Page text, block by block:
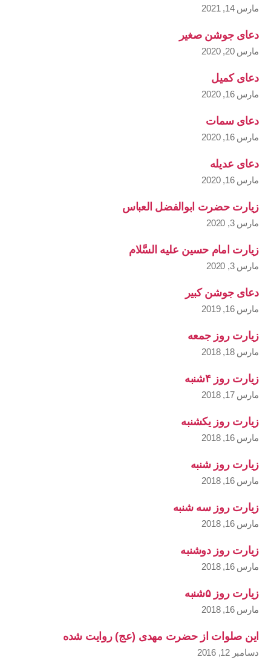
مارس 14, 2021
دعای جوشن صغیر
مارس 20, 2020
دعای کمیل
مارس 16, 2020
دعای سمات
مارس 16, 2020
دعای عدیله
مارس 16, 2020
زیارت حضرت ابوالفضل العباس
مارس 3, 2020
زیارت امام حسین علیه السَّلام
مارس 3, 2020
دعای جوشن کبیر
مارس 16, 2019
زیارت روز جمعه
مارس 18, 2018
زیارت روز ۴شنبه
مارس 17, 2018
زیارت روز یکشنبه
مارس 16, 2018
زیارت روز شنبه
مارس 16, 2018
زیارت روز سه شنبه
مارس 16, 2018
زیارت روز دوشنبه
مارس 16, 2018
زیارت روز ۵شنبه
مارس 16, 2018
این صلوات از حضرت مهدی (عج) روایت شده
دسامبر 12, 2016